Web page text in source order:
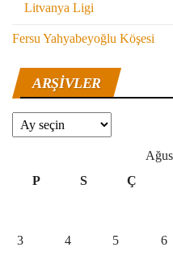
Litvanya Ligi
Fersu Yahyabeyoğlu Köşesi
ARŞIVLER
Arşivler
P
S Ç
3 4 5 6